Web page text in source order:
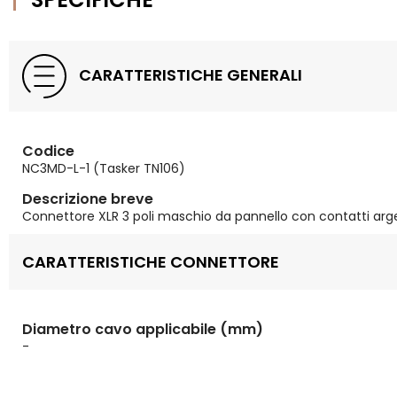
CARATTERISTICHE GENERALI
Codice
NC3MD-L-1 (Tasker TN106)
Descrizione breve
Connettore XLR 3 poli maschio da pannello con contatti
CARATTERISTICHE CONNETTORE
Diametro cavo applicabile (mm)
-